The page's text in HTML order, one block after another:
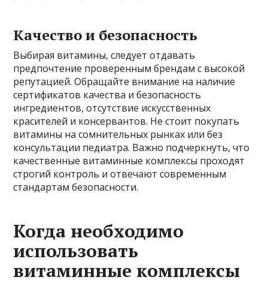
Качество и безопасность
Выбирая витамины, следует отдавать
предпочтение проверенным брендам с высокой
репутацией. Обращайте внимание на наличие
сертификатов качества и безопасность
ингредиентов, отсутствие искусственных
красителей и консервантов. Не стоит покупать
витамины на сомнительных рынках или без
консультации педиатра. Важно подчеркнуть, что
качественные витаминные комплексы проходят
строгий контроль и отвечают современным
стандартам безопасности.
Когда необходимо
использовать
витаминные комплексы